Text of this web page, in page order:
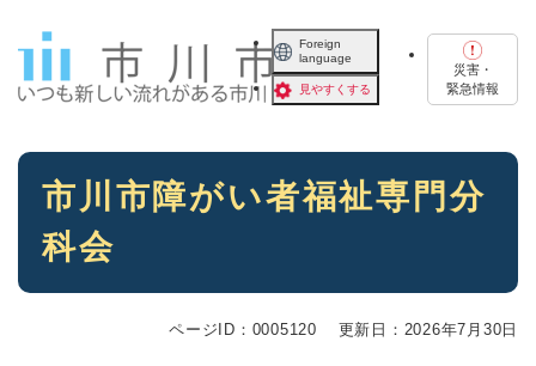
Foreign
language
見やすくする
災害・
緊急情報
本
市川市障がい者福祉専門分
科会
ページID：0005120 更新日：2026年7月30日